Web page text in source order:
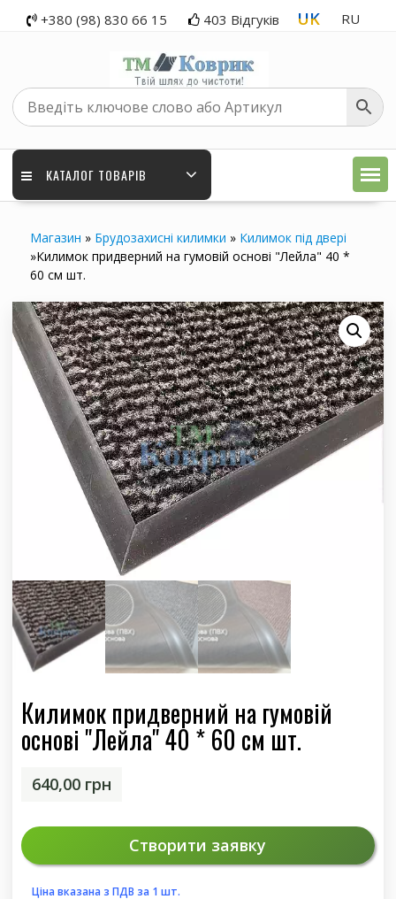
Перейти
+380 (98) 830 66 15 403 Відгуків UK RU
КАТАЛОГ ТОВАРІВ
Магазин » Брудозахисні килимки » Килимок під двері
»Килимок придверний на гумовій основі "Лейла" 40 *
60 см шт.
Килимок придверний на гумовій
основі "Лейла" 40 * 60 см шт.
640,00 грн
Створити заявку
Ціна вказана з ПДВ за 1 шт.